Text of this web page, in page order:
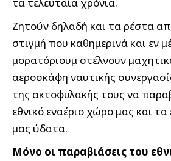
Ζητούν δηλαδή και τα ρέστα
στιγμή που καθημερινά και εν
μορατόριουμ στέλνουν
αεροσκάφη ναυτικής
της ακτοφυλακής τους να
εθνικό εναέριο χώρο μας και
μας ύδατα.
Μόνο οι παραβιάσεις του